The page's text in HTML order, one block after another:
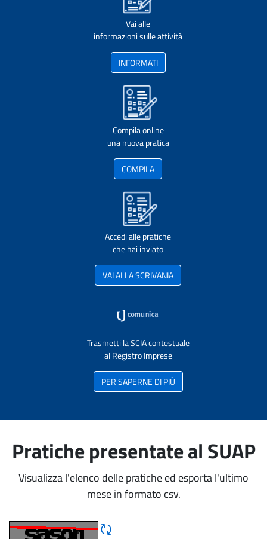
Vai alle
informazioni sulle attività
INFORMATI
Compila online
una nuova pratica
COMPILA
Accedi alle pratiche
che hai inviato
VAI ALLA SCRIVANIA
Trasmetti la SCIA contestuale
al Registro Imprese
PER SAPERNE DI PIÙ
Pratiche presentate al SUAP
Visualizza l'elenco delle pratiche ed esporta l'ultimo
mese in formato csv.
Rigene CAPTCHA